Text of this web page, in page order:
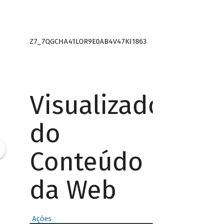
Z7_7QGCHA41LOR9E0AB4V47KI1863
Visualizador
do
Conteúdo
da Web
Ações